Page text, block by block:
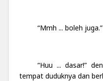
“Mmh ... boleh juga.”
“Huu ... dasar!”
tempat duduknya dan